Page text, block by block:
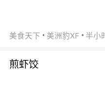
美食天下 美洲豹XF 半小
煎虾饺